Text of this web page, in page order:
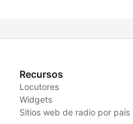
Recursos
Locutores
Widgets
Sitios web de radio por país